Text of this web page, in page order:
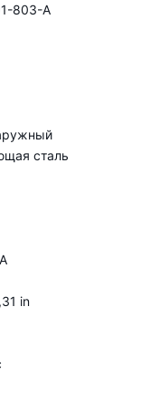
803-A
сталь
in